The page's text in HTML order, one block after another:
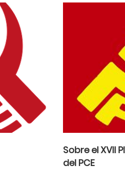
Sobre el XVII
del PCE